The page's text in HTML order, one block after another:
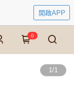
開啟APP
0
1/1